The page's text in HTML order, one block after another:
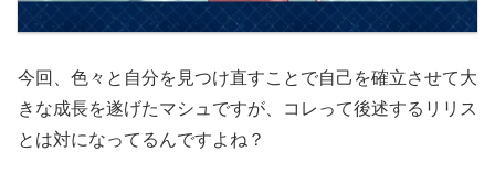
今回、色々と自分を見つけ直すことで自己を確立させて大
きな成長を遂げたマシュですが、コレって後述するリリス
とは対になってるんですよね？